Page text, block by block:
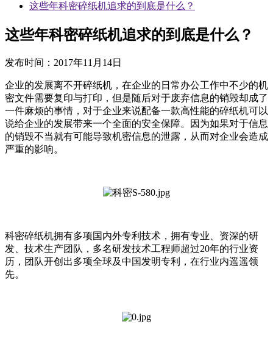
这些年科密碎纸机追求的到底是什么？
这些年科密碎纸机追求的到底是什么？
发布时间： 2017年11月14日
企业的发展离不开碎纸机，在企业的日常办公工作中不少的机
密文件需要复印与打印，但是随后对于废弃信息的销毁却成了
一件麻烦的事情，对于企业来说配备一款高性能的碎纸机可以
说给企业的发展带来一个全面的安全保障。因为如果对于信息
的销毁不当就有可能导致机密信息的泄露，从而对企业会造成
严重的影响。
科密碎纸机拥有多项国内外专利技术，拥有专业、资深的研
发、技术生产团队，多名研发技术工程师超过20年的行业资
历，团队开创出多项全球及中国发明专利，在行业内遥遥领
先。